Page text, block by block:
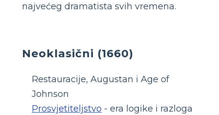
najvećeg dramatista svih vremena.
Neoklasični (1660)
Restauracije, Augustan i Age of
Johnson
Prosvjetiteljstvo - era logike i razloga